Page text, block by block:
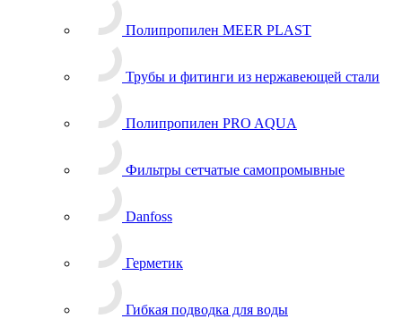
Полипропилен MEER PLAST
Трубы и фитинги из нержавеющей стали
Полипропилен PRO AQUA
Фильтры сетчатые самопромывные
Danfoss
Герметик
Гибкая подводка для воды